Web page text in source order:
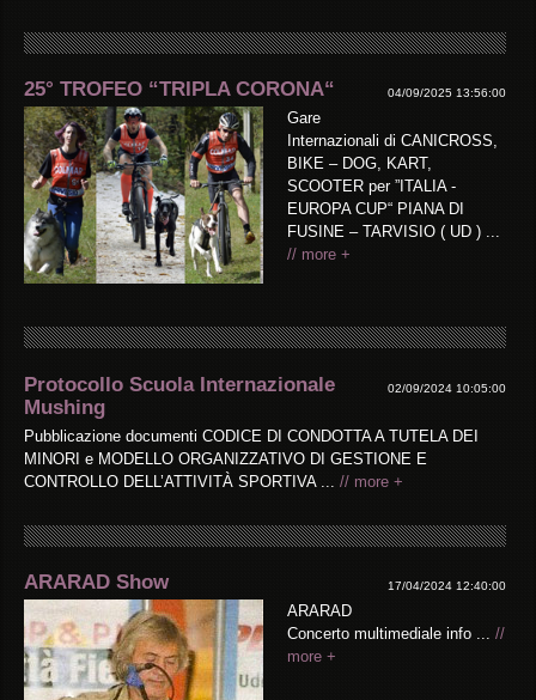
04/09/2025 13:56:00
25° TROFEO “TRIPLA CORONA“
Gare
Internazionali di CANICROSS,
BIKE – DOG, KART,
SCOOTER per ”ITALIA -
EUROPA CUP“ PIANA DI
FUSINE – TARVISIO ( UD ) ...
// more +
02/09/2024 10:05:00
Protocollo Scuola Internazionale
Mushing
Pubblicazione documenti CODICE DI CONDOTTA A TUTELA DEI
MINORI e MODELLO ORGANIZZATIVO DI GESTIONE E
CONTROLLO DELL’ATTIVITÀ SPORTIVA ... // more +
17/04/2024 12:40:00
ARARAD Show
ARARAD
Concerto multimediale info ... //
more +